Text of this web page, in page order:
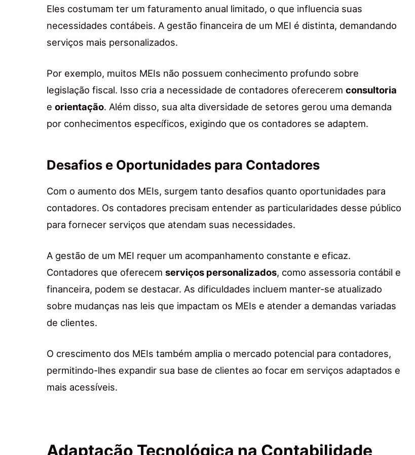
Eles costumam ter um faturamento anual limitado, o que influencia suas
necessidades contábeis. A gestão financeira de um MEI é distinta, demandando
serviços mais personalizados.
Por exemplo, muitos MEIs não possuem conhecimento profundo sobre
legislação fiscal. Isso cria a necessidade de contadores oferecerem consultoria
e orientação. Além disso, sua alta diversidade de setores gerou uma demanda
por conhecimentos específicos, exigindo que os contadores se adaptem.
Desafios e Oportunidades para Contadores
Com o aumento dos MEIs, surgem tanto desafios quanto oportunidades para
contadores. Os contadores precisam entender as particularidades desse público
para fornecer serviços que atendam suas necessidades.
A gestão de um MEI requer um acompanhamento constante e eficaz.
Contadores que oferecem serviços personalizados, como assessoria contábil e
financeira, podem se destacar. As dificuldades incluem manter-se atualizado
sobre mudanças nas leis que impactam os MEIs e atender a demandas variadas
de clientes.
O crescimento dos MEIs também amplia o mercado potencial para contadores,
permitindo-lhes expandir sua base de clientes ao focar em serviços adaptados e
mais acessíveis.
Adaptação Tecnológica na Contabilidade